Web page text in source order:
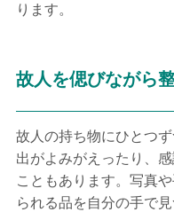
ります。
故人を偲びながら
故人の持ち物にひとつ
出がよみがえったり、
こともあります。写真
られる品を自分の手で